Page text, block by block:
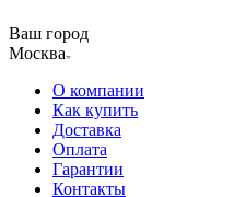
Ваш город
Москва
О компании
Как купить
Доставка
Оплата
Гарантии
Контакты